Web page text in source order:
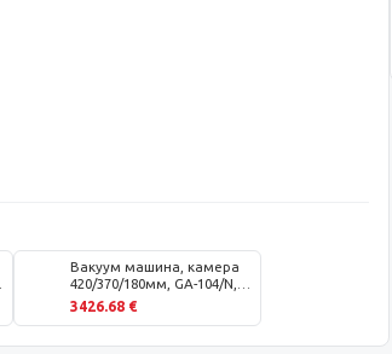
Вакуум машина, камера
420/370/180мм, GA-104/N,
Jumbo 42 Henkelman
Холандия
3426.68 €